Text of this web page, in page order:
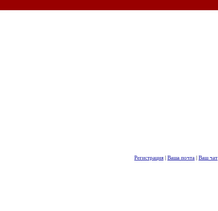
Регистрация | Ваша почта | Ваш чат